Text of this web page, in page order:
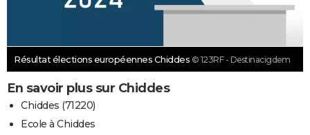
Résultat élections européennes Chiddes © 123RF - Destinacigdem
En savoir plus sur Chiddes
Chiddes (71220)
Ecole à Chiddes